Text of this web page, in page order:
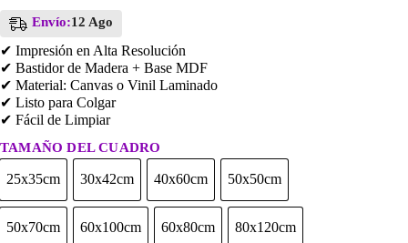
Envío:12 Ago
✔ Impresión en Alta Resolución
✔ Bastidor de Madera + Base MDF
✔ Material: Canvas o Vinil Laminado
✔ Listo para Colgar
✔ Fácil de Limpiar
TAMAÑO DEL CUADRO
25x35cm25x35cm30x42cm30x42cm40x60cm40x60cm50x50cm
50x50cm
50x70cm50x70cm60x100cm60x100cm60x80cm60x80cm80x120cm
80x120cm